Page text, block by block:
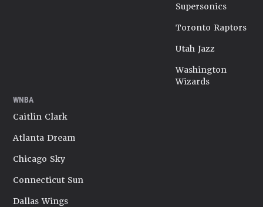
Supersonics
Toronto Raptors
Utah Jazz
Washington
Wizards
WNBA
Caitlin Clark
Atlanta Dream
Chicago Sky
Connecticut Sun
Dallas Wings